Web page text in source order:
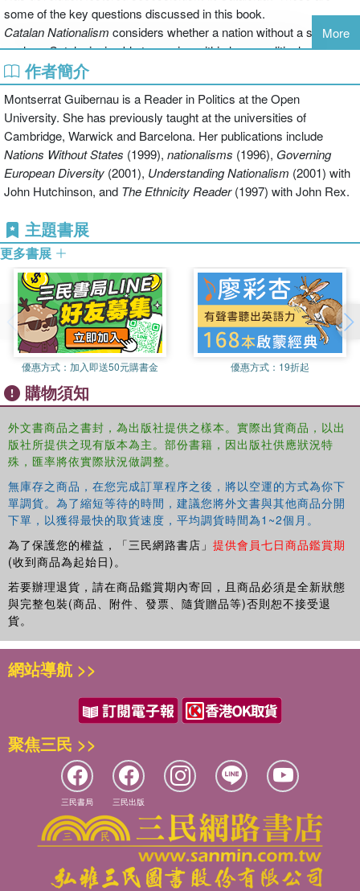
some of the key questions discussed in this book.
Catalan Nationalism considers whether a nation without a state,
such as Catalonia, is able to survive within larger political
institutions such as Spain and the European Union. The author
examines the different 'images' of Catalonia presented by the main
Catalan political parties. The book also provides a study of the role
of intellectuals in the construction of nationalism and national
identity in nations without states in the global era.
The key questions addressed in this book are highly relevant for
the study of devolution and its consequences, transitions to
democracy and globalization and national identity. Based on a
research, the scope and depth of the book's analysis will make it
essential reading for students and academics in the fields of history
and politics.
More
作者簡介
Montserrat Guibernau is a Reader in Politics at the Open
University. She has previously taught at the universities of
Cambridge, Warwick and Barcelona. Her publications include
Nations Without States (1999), nationalisms (1996), Governing
European Diversity (2001), Understanding Nationalism (2001) with
John Hutchinson, and The Ethnicity Reader(1997) with John Rex.
主題書展
更多書展
優惠方式： 加入即送50元購書金 優惠方式： 19折起
購物須知
外文書商品之書封，為出版社提供之樣本。實際出貨商品，以出
版社所提供之現有版本為主。部份書籍，因出版社供應狀況特
殊，匯率將依實際狀況做調整。
無庫存之商品，在您完成訂單程序之後，將以空運的方式為你下
單調貨。為了縮短等待的時間，建議您將外文書與其他商品分開
下單，以獲得最快的取貨速度，平均調貨時間為1~2個月。
為了保護您的權益，「三民網路書店」 提供會員七日商品鑑賞期
(收到商品為起始日)。
若要辦理退貨，請在商品鑑賞期內寄回，且商品必須是全新狀態
與完整包裝(商品、附件、發票、隨貨贈品等)否則恕不接受退
貨。
網站導航 >>
聚焦三民 >>
三民書局 三民出版